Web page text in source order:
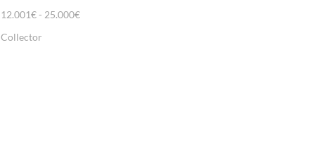
12.001€ - 25.000€
Collector